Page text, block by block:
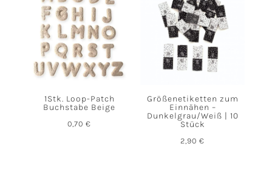
1Stk. Loop-Patch
Buchstabe Beige
0,70€
Größenetiketten zum
Einnähen –
Dunkelgrau/Weiß | 10
Stück
2,90€